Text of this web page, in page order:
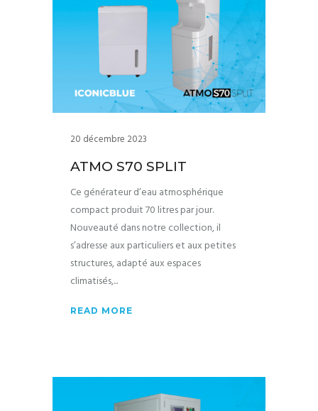
20 décembre 2023
ATMO S70 SPLIT
Ce générateur d’eau atmosphérique
compact produit 70 litres par jour.
Nouveauté dans notre collection, il
s’adresse aux particuliers et aux petites
structures, adapté aux espaces
climatisés,
READ MORE